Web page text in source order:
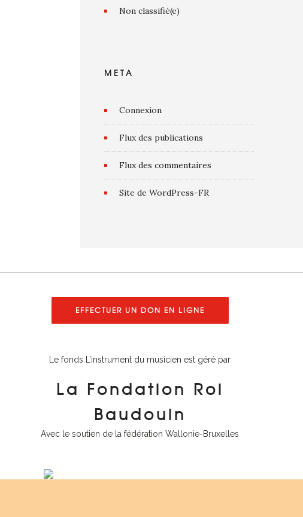
Non classifié(e)
META
Connexion
Flux des publications
Flux des commentaires
Site de WordPress-FR
EFFECTUER UN DON EN LIGNE
Le fonds L’instrument du musicien est géré par
La Fondation Roi
Baudouin
Avec le soutien de la fédération Wallonie-Bruxelles